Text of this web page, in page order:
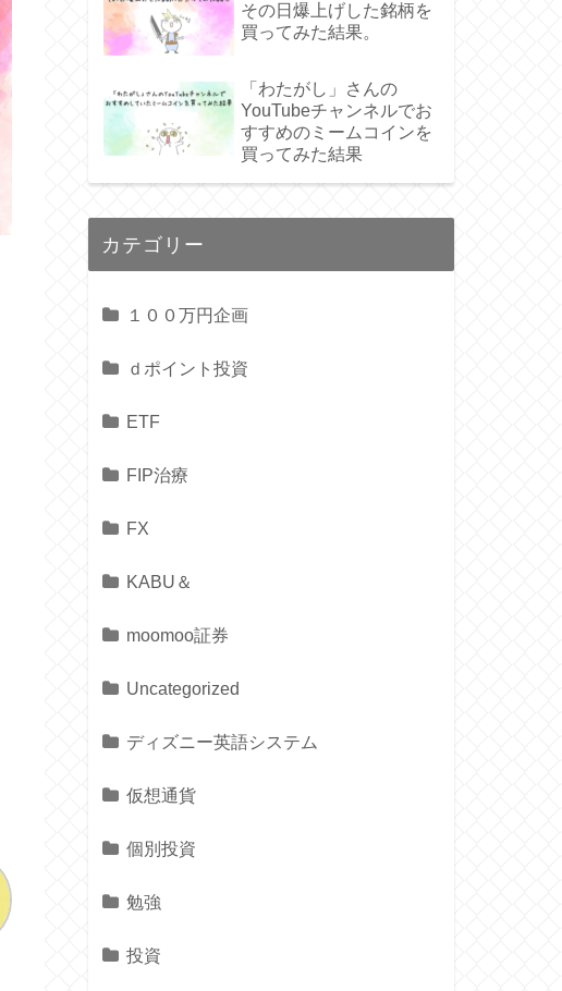
その日爆上げした銘柄を
買ってみた結果。
「わたがし」さんの
YouTubeチャンネルでお
すすめのミームコインを
買ってみた結果
カテゴリー
１００万円企画
ｄポイント投資
ETF
FIP治療
FX
KABU＆
moomoo証券
Uncategorized
ディズニー英語システム
仮想通貨
個別投資
勉強
投資